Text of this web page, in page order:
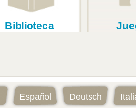
Biblioteca
Español Deutsch